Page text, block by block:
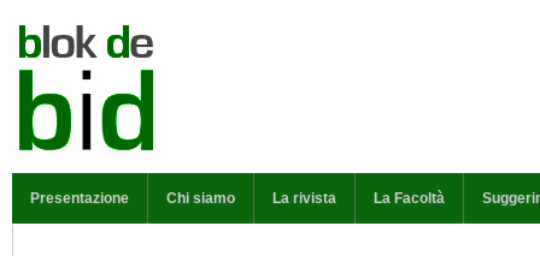
Presentazione Chi siamo La rivista La Facoltà